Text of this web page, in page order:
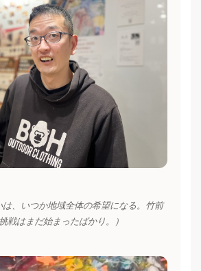
は、いつか地域全体の希望になる。竹前
戦はまだ始まったばかり。）